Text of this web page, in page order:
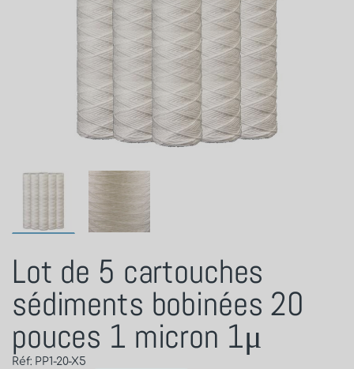
Lot de 5 cartouches
sédiments bobinées 20
pouces 1 micron 1μ
Réf: PP1-20-X5